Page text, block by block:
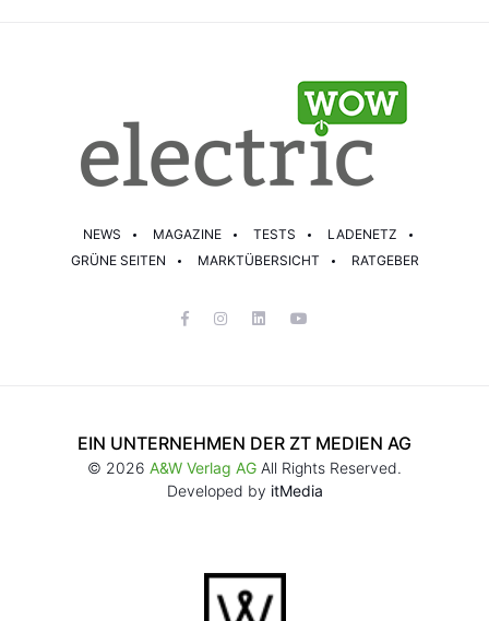
NEWS MAGAZINE TESTS
LADENETZ
GRÜNE SEITEN
MARKTÜBERSICHT RATGEBER
EIN UNTERNEHMEN DER ZT MEDIEN AG
© 2026 A&W Verlag AG All Rights Reserved.
Developed by itMedia